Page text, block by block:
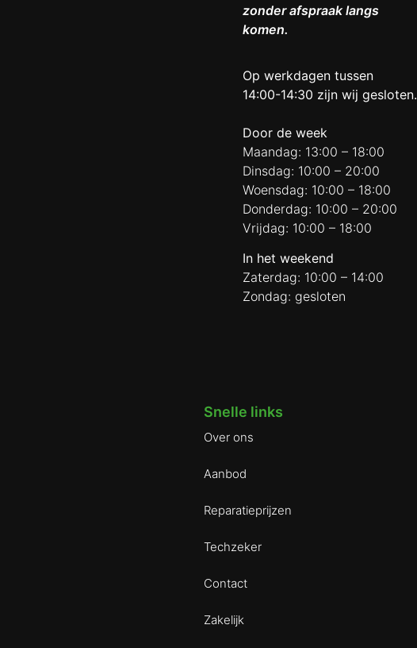
zonder afspraak langs
komen.
Op werkdagen tussen
14:00-14:30 zijn wij gesloten.
Door de week
Maandag: 13:00 – 18:00
Dinsdag: 10:00 – 20:00
Woensdag: 10:00 – 18:00
Donderdag: 10:00 – 20:00
Vrijdag: 10:00 – 18:00
In het weekend
Zaterdag: 10:00 – 14:00
Zondag: gesloten
Snelle links
Over ons
Aanbod
Reparatieprijzen
Techzeker
Contact
Zakelijk